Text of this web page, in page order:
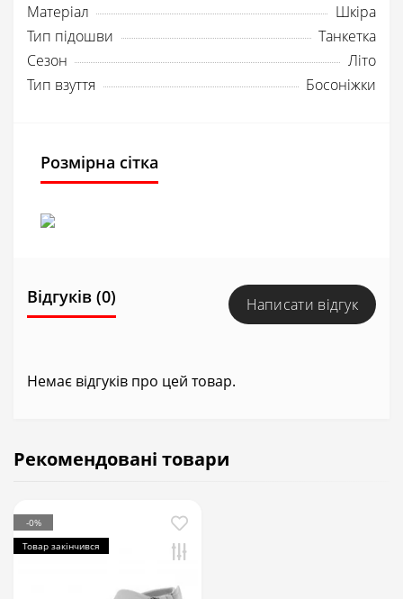
Матеріал
Шкіра
Тип підошви
Танкетка
Сезон
Літо
Тип взуття
Босоніжки
Розмірна сітка
Відгуків (0) Написати відгук
Немає відгуків про цей товар.
Рекомендовані товари
-0%
Товар закінчився